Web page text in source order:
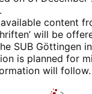
content
will be
SUB Göttingen
is planned for
will follow.